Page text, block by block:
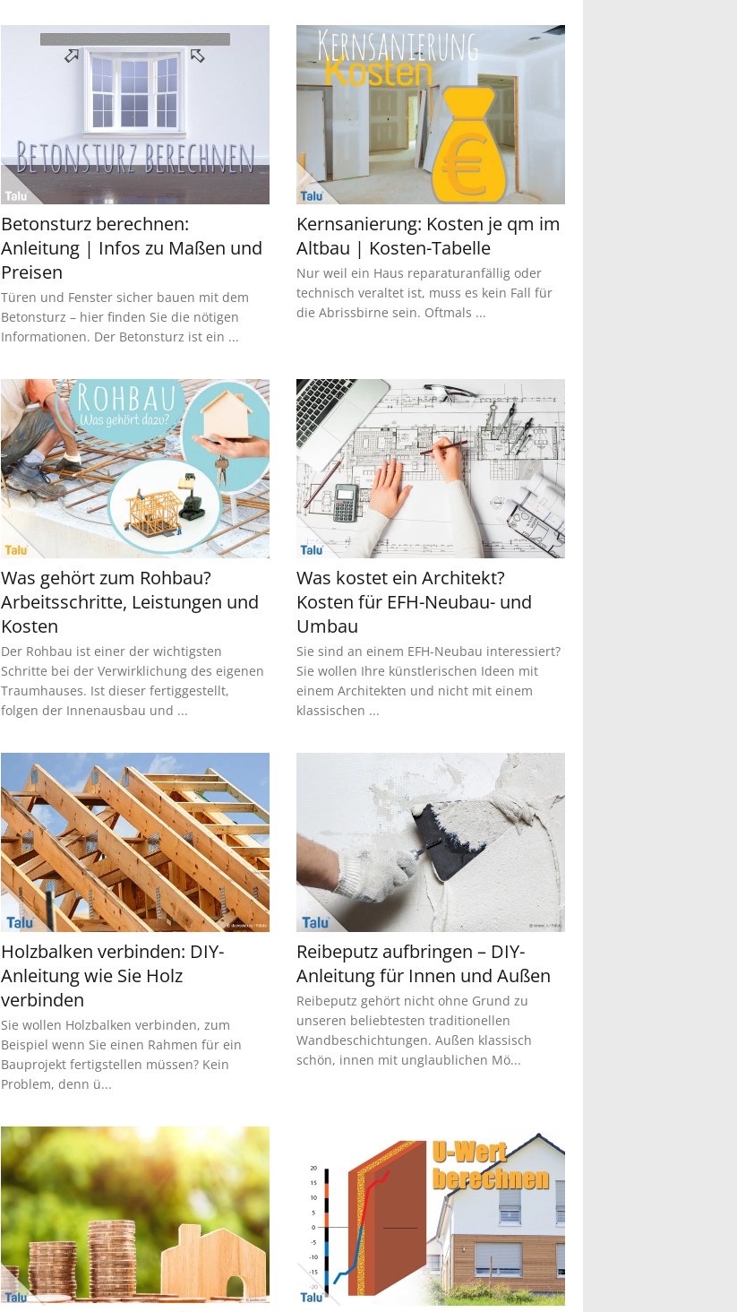
Betonsturz berechnen:
Anleitung | Infos zu Maßen und
Preisen
Türen und Fenster sicher bauen mit dem
Betonsturz – hier finden Sie die nötigen
Informationen. Der Betonsturz ist ein ...
Kernsanierung: Kosten je qm im
Altbau | Kosten-Tabelle
Nur weil ein Haus reparaturanfällig oder
technisch veraltet ist, muss es kein Fall für
die Abrissbirne sein. Oftmals ...
Was gehört zum Rohbau?
Arbeitsschritte, Leistungen und
Kosten
Der Rohbau ist einer der wichtigsten
Schritte bei der Verwirklichung des eigenen
Traumhauses. Ist dieser fertiggestellt,
folgen der Innenausbau und ...
Was kostet ein Architekt?
Kosten für EFH-Neubau- und
Umbau
Sie sind an einem EFH-Neubau interessiert?
Sie wollen Ihre künstlerischen Ideen mit
einem Architekten und nicht mit einem
klassischen ...
Holzbalken verbinden: DIY-
Anleitung wie Sie Holz
verbinden
Sie wollen Holzbalken verbinden, zum
Beispiel wenn Sie einen Rahmen für ein
Bauprojekt fertigstellen müssen? Kein
Problem, denn ü...
Reibeputz aufbringen – DIY-
Anleitung für Innen und Außen
Reibeputz gehört nicht ohne Grund zu
unseren beliebtesten traditionellen
Wandbeschichtungen. Außen klassisch
schön, innen mit unglaublichen Mö...